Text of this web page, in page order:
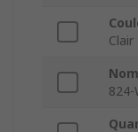
Clair
824-